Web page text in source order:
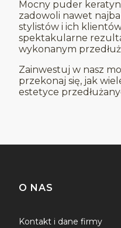
Mocny puder
zadowoli nawet
stylistów i ich
spektakularne
wykonanym
Zainwestuj w nasz
przekonaj się, jak
estetyce
Linki w stopce
O NAS
Kontakt i dane firmy